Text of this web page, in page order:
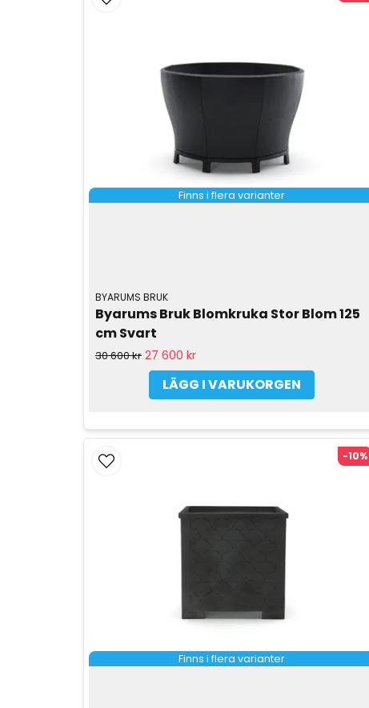
Finns i flera varianter
BYARUMS BRUK
Byarums Bruk Blomkruka Stor Blom 125
cm Svart
30 600 kr 27 600 kr
LÄGG I VARUKORGEN
Finns i flera varianter
-10%